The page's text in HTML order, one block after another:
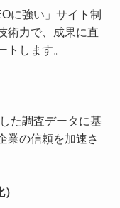
に強い」サイト制
術力で、成果に直
します。
た調査データに基
業の信頼を加速さ